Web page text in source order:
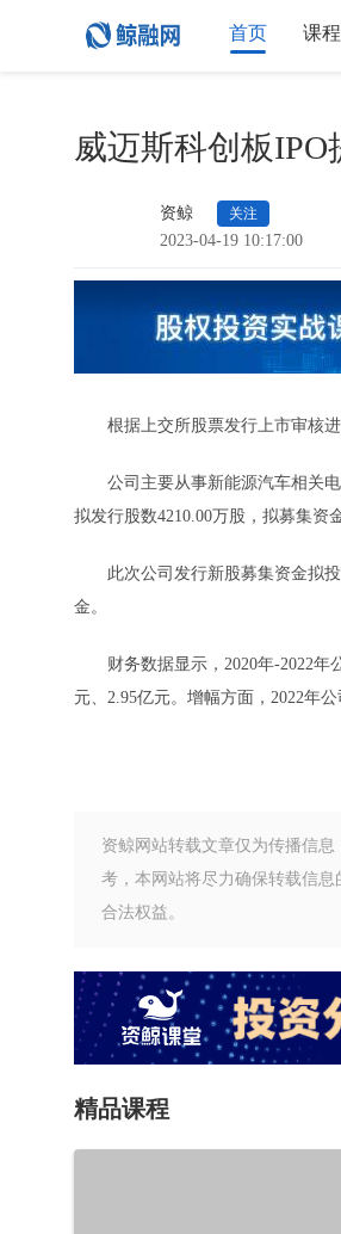
首页 课程
威迈斯科创板IPO
资鲸 关注
2023-04-19 10:17:00
根据上交所股票发行上市审核进
公司主要从事新能源汽车相关电
拟发行股数4210.00万股，拟募集资
此次公司发行新股募集资金拟投
金。
财务数据显示，2020年-2022年公
元、2.95亿元。增幅方面，2022年
资鲸网站转载文章仅为传播信
考，本网站将尽力确保转载信
合法权益。
精品课程